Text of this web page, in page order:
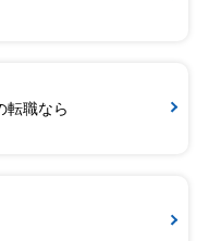
転職なら